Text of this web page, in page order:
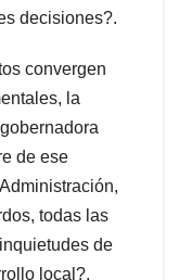
decisiones?.
convergen
la
de ese
todas las
de
local?.